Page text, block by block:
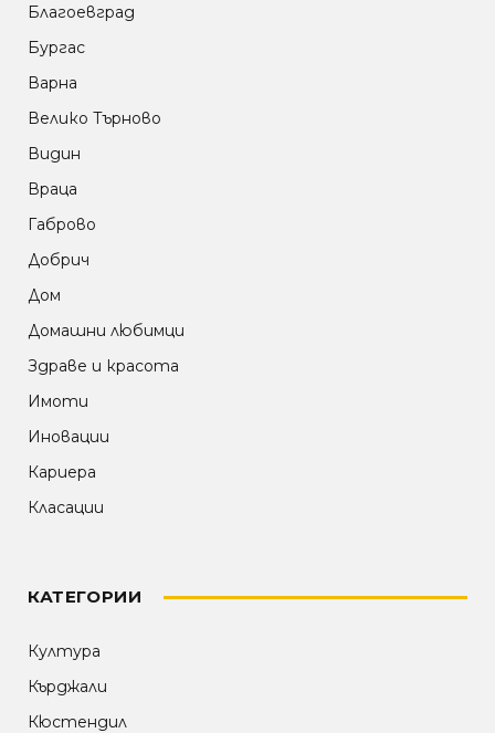
Благоевград
Бургас
Варна
Велико Търново
Видин
Враца
Габрово
Добрич
Дом
Домашни любимци
Здраве и красота
Имоти
Иновации
Кариера
Класации
КАТЕГОРИИ
Култура
Кърджали
Кюстендил